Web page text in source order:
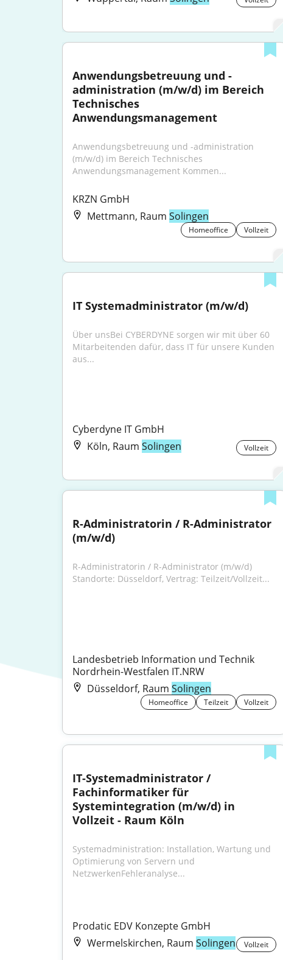
Anwendungsbetreuung und -
administration (m/w/d) im Bereich
Technisches
Anwendungsmanagement
Anwendungsbetreuung und -administration
(m/w/d) im Bereich Technisches
Anwendungsmanagement Kommen...
KRZN GmbH
Mettmann, Raum Solingen
Homeoffice Vollzeit
IT Systemadministrator (m/w/d)
Über unsBei CYBERDYNE sorgen wir mit über 60
Mitarbeitenden dafür, dass IT für unsere Kunden
aus...
Cyberdyne IT GmbH
Köln, Raum Solingen Vollzeit
R-Administratorin / R-Administrator
(m/w/d)
R-Administratorin / R-Administrator (m/w/d)
Standorte: Düsseldorf, Vertrag: Teilzeit/Vollzeit...
Landesbetrieb Information und Technik
Nordrhein-Westfalen IT.NRW
Düsseldorf, Raum Solingen
Homeoffice Teilzeit Vollzeit
IT-Systemadministrator /
Fachinformatiker für
Systemintegration (m/w/d) in
Vollzeit - Raum Köln
Systemadministration: Installation, Wartung und
Optimierung von Servern und
NetzwerkenFehleranalyse...
Prodatic EDV Konzepte GmbH
Wermelskirchen, Raum Solingen Vollzeit